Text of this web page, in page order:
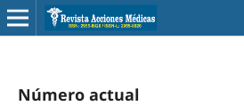
Número actual